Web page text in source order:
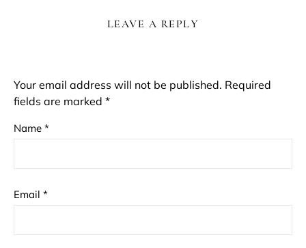
LEAVE A REPLY
Your email address will not be published. Required
fields are marked *
Name *
Email *